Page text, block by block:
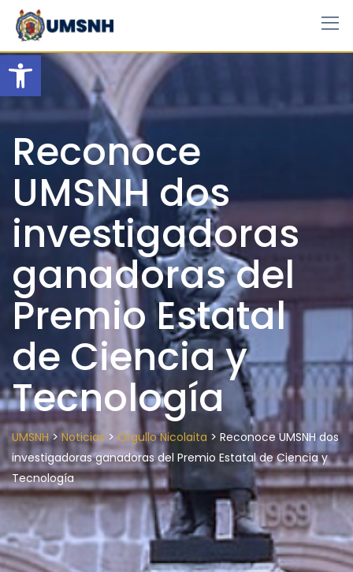
Open toolbar
Skip
content
Reconoce
UMSNH dos
investigadoras
ganadoras del
Premio Estatal
de Ciencia y
Tecnología
UMSNH> Noticias > Orgullo Nicolaita > Reconoce UMSNH dos
investigadoras ganadoras del Premio Estatal de Ciencia y
Tecnología